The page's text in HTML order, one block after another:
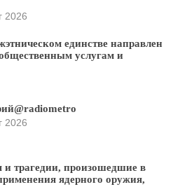
2026
единстве направлен
услугам и
2026
и трагедии, произошедшие в
ядерного оружия,